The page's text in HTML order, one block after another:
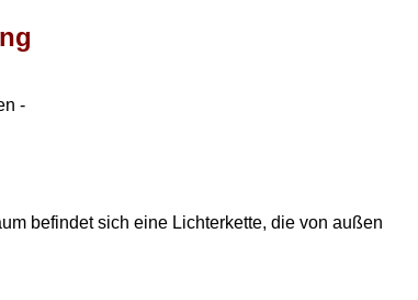
-
befindet sich eine Lichterkette, die von außen